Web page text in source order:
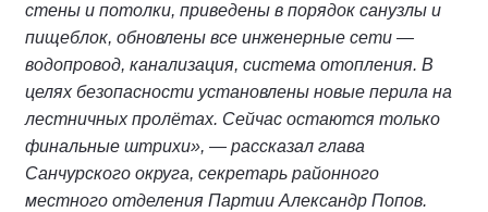
стены и потолки, приведены в порядок санузлы и
пищеблок, обновлены все инженерные сети —
водопровод, канализация, система отопления. В
целях безопасности установлены новые перила на
лестничных пролётах. Сейчас остаются только
финальные штрихи», — рассказал глава
Санчурского округа, секретарь районного
местного отделения Партии Александр Попов.